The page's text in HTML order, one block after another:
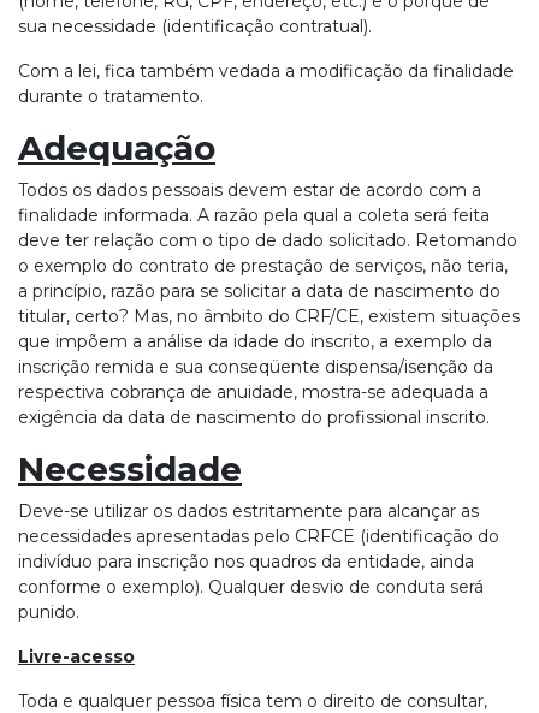
sua necessidade (identificação contratual).
Com a lei, fica também vedada a modificação da finalidade
durante o tratamento.
Adequação
Todos os dados pessoais devem estar de acordo com a
finalidade informada. A razão pela qual a coleta será feita
deve ter relação com o tipo de dado solicitado. Retomando
o exemplo do contrato de prestação de serviços, não teria,
a princípio, razão para se solicitar a data de nascimento do
titular, certo? Mas, no âmbito do CRF/CE, existem situações
que impõem a análise da idade do inscrito, a exemplo da
inscrição remida e sua conseqüente dispensa/isenção da
respectiva cobrança de anuidade, mostra-se adequada a
exigência da data de nascimento do profissional inscrito.
Necessidade
Deve-se utilizar os dados estritamente para alcançar as
necessidades apresentadas pelo CRFCE (identificação do
indivíduo para inscrição nos quadros da entidade, ainda
conforme o exemplo). Qualquer desvio de conduta será
punido.
Livre-acesso
Toda e qualquer pessoa física tem o direito de consultar,